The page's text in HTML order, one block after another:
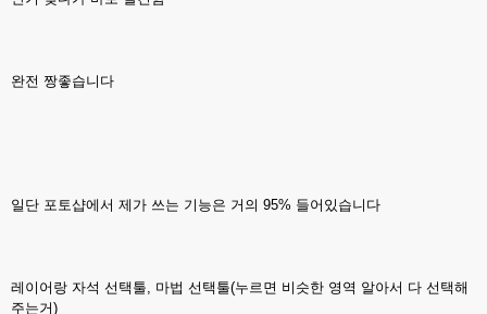
완전 짱좋습니다
일단 포토샵에서 제가 쓰는 기능은 거의 95% 들어있습니다
레이어랑 자석 선택툴, 마법 선택툴(누르면 비슷한 영역 알아서 다 선택해
주는거)